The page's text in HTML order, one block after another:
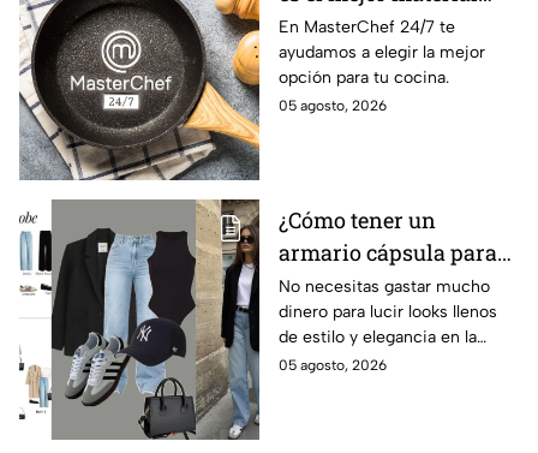
para una sartén?
En MasterChef 24/7 te
ayudamos a elegir la mejor
opción para tu cocina.
05 agosto, 2026
¿Cómo tener un
armario cápsula para
este regreso a clases
2026? Lucirás
sofisticada y elegante
con prendas básicas
No necesitas gastar mucho
dinero para lucir looks llenos
de estilo y elegancia en la
escuela, solo prendas básicas
05 agosto, 2026